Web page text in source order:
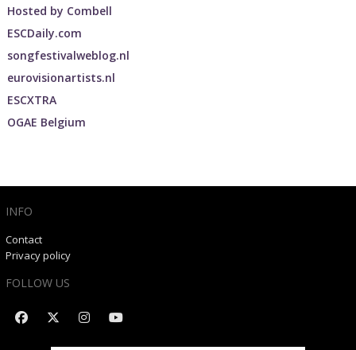
Hosted by Combell
ESCDaily.com
songfestivalweblog.nl
eurovisionartists.nl
ESCXTRA
OGAE Belgium
INFO
Contact
Privacy policy
FOLLOW US